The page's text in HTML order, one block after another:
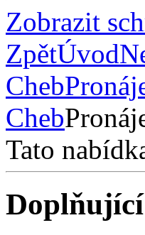
Zobrazit
ZpětÚvod
Cheb
Cheb
Tato